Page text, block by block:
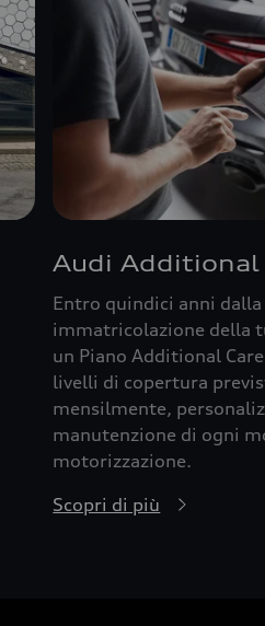
Audi Additional
Entro quindici anni
immatricolazione della
un Piano Additional
livelli di copertura
mensilmente,
manutenzione di ogni
motorizzazione.
Scopri di più